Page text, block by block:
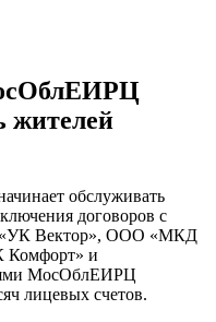
жителей
обслуживать
договоров с
Вектор», ООО «МКД
и
МосОблЕИРЦ
лицевых счетов.